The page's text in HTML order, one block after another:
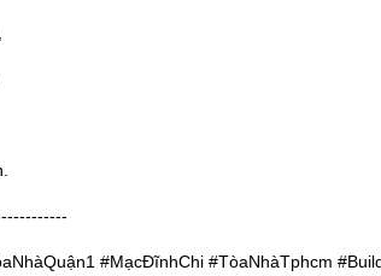
#MạcĐĩnhChi #TòaNhàTphcm